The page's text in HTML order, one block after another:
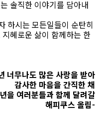
솔직한 이야기를 담아내
하시는 모든일들이 순탄히
혜로운 삶이 함께하는 한
너무나도 많은 사랑을 받아
감사한 마음을 간직한 채
을 여러분들과 함께 달려갈
해피쿠스 올림-